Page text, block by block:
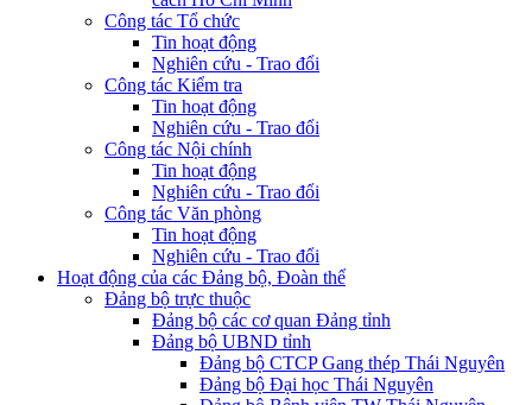
Công tác Tổ chức
Tin hoạt động
Nghiên cứu - Trao đổi
Công tác Kiểm tra
Tin hoạt động
Nghiên cứu - Trao đổi
Công tác Nội chính
Tin hoạt động
Nghiên cứu - Trao đổi
Công tác Văn phòng
Tin hoạt động
Nghiên cứu - Trao đổi
Hoạt động của các Đảng bộ, Đoàn thể
Đảng bộ trực thuộc
Đảng bộ các cơ quan Đảng tỉnh
Đảng bộ UBND tỉnh
Đảng bộ CTCP Gang thép Thái Nguyên
Đảng bộ Đại học Thái Nguyên